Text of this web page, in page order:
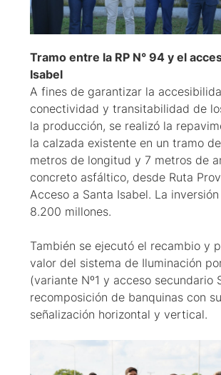
Tramo entre la RP N° 94 y el
Isabel
A fines de garantizar la
conectividad y transitabilidad de
la producción, se realizó la
la calzada existente en un tramo
metros de longitud y 7 metros de
concreto asfáltico, desde Ruta
Acceso a Santa Isabel. La
8.200 millones.
También se ejecutó el recambio y
valor del sistema de Iluminación
(variante Nº1 y acceso secundario
recomposición de banquinas con
señalización horizontal y vertical.